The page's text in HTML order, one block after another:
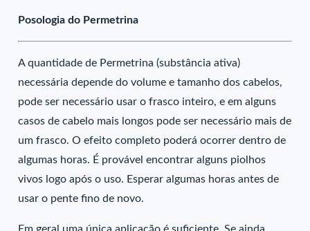
Posologia do Permetrina
A quantidade de Permetrina (substância ativa)
necessária depende do volume e tamanho dos cabelos,
pode ser necessário usar o frasco inteiro, e em alguns
casos de cabelo mais longos pode ser necessário mais de
um frasco. O efeito completo poderá ocorrer dentro de
algumas horas. É provável encontrar alguns piolhos
vivos logo após o uso. Esperar algumas horas antes de
usar o pente fino de novo.